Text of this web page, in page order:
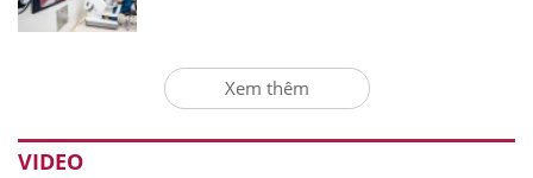
Xem thêm
VIDEO